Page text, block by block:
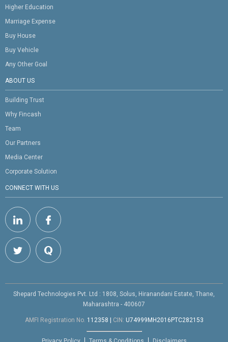
Higher Education
Marriage Expense
Buy House
Buy Vehicle
Any Other Goal
ABOUT US
Building Trust
Why Fincash
Team
Our Partners
Media Center
Corporate Solution
CONNECT WITH US
Shepard Technologies Pvt. Ltd : 1808, Solus, Hiranandani Estate, Thane,
Maharashtra - 400607
AMFI Registration No. 112358 | CIN: U74999MH2016PTC282153